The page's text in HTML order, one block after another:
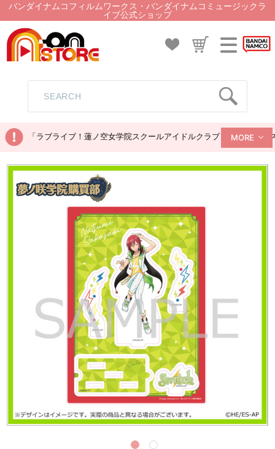
バンダイナムコフィルムワークス・バンダイナムコミュージックラ
イブ公式ショップ
「ラブライブ！蓮ノ空女学院スクールアイドルクラブ ぬいぐるみ
MORE